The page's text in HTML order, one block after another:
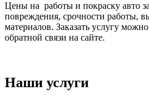
Цены на работы и покраску авто
повреждения, срочности работы,
материалов. Заказать услугу
обратной связи на сайте.
Наши услуги